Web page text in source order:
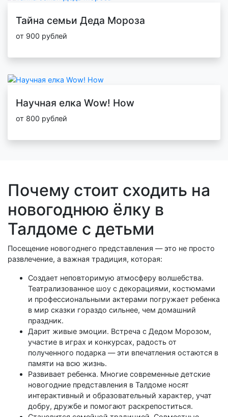
Тайна семьи Деда Мороза
от 900 рублей
Научная елка Wow! How
от 800 рублей
Почему стоит сходить на
новогоднюю ёлку в
Талдоме с детьми
Посещение новогоднего представления — это не просто
развлечение, а важная традиция, которая:
Создает неповторимую атмосферу волшебства.
Театрализованное шоу с декорациями, костюмами
и профессиональными актерами погружает ребенка
в мир сказки гораздо сильнее, чем домашний
праздник.
Дарит живые эмоции. Встреча с Дедом Морозом,
участие в играх и конкурсах, радость от
полученного подарка — эти впечатления остаются в
памяти на всю жизнь.
Развивает ребенка. Многие современные детские
новогодние представления в Талдоме носят
интерактивный и образовательный характер, учат
добру, дружбе и помогают раскрепоститься.